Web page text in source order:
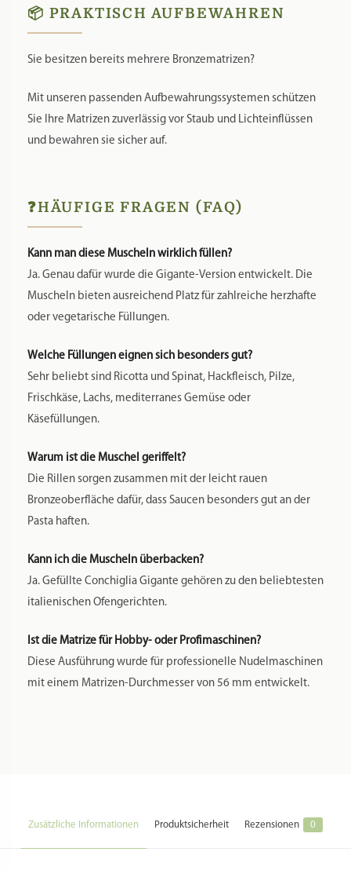
📦 PRAKTISCH AUFBEWAHREN
Sie besitzen bereits mehrere Bronzematrizen?
Mit unseren passenden Aufbewahrungssystemen schützen
Sie Ihre Matrizen zuverlässig vor Staub und Lichteinflüssen
und bewahren sie sicher auf.
❓HÄUFIGE FRAGEN (FAQ)
Kann man diese Muscheln wirklich füllen?
Ja. Genau dafür wurde die Gigante-Version entwickelt. Die
Muscheln bieten ausreichend Platz für zahlreiche herzhafte
oder vegetarische Füllungen.
Welche Füllungen eignen sich besonders gut?
Sehr beliebt sind Ricotta und Spinat, Hackfleisch, Pilze,
Frischkäse, Lachs, mediterranes Gemüse oder
Käsefüllungen.
Warum ist die Muschel geriffelt?
Die Rillen sorgen zusammen mit der leicht rauen
Bronzeoberfläche dafür, dass Saucen besonders gut an der
Pasta haften.
Kann ich die Muscheln überbacken?
Ja. Gefüllte Conchiglia Gigante gehören zu den beliebtesten
italienischen Ofengerichten.
Ist die Matrize für Hobby- oder Profimaschinen?
Diese Ausführung wurde für professionelle Nudelmaschinen
mit einem Matrizen-Durchmesser von 56 mm entwickelt.
Zusätzliche Informationen Produktsicherheit Rezensionen 0